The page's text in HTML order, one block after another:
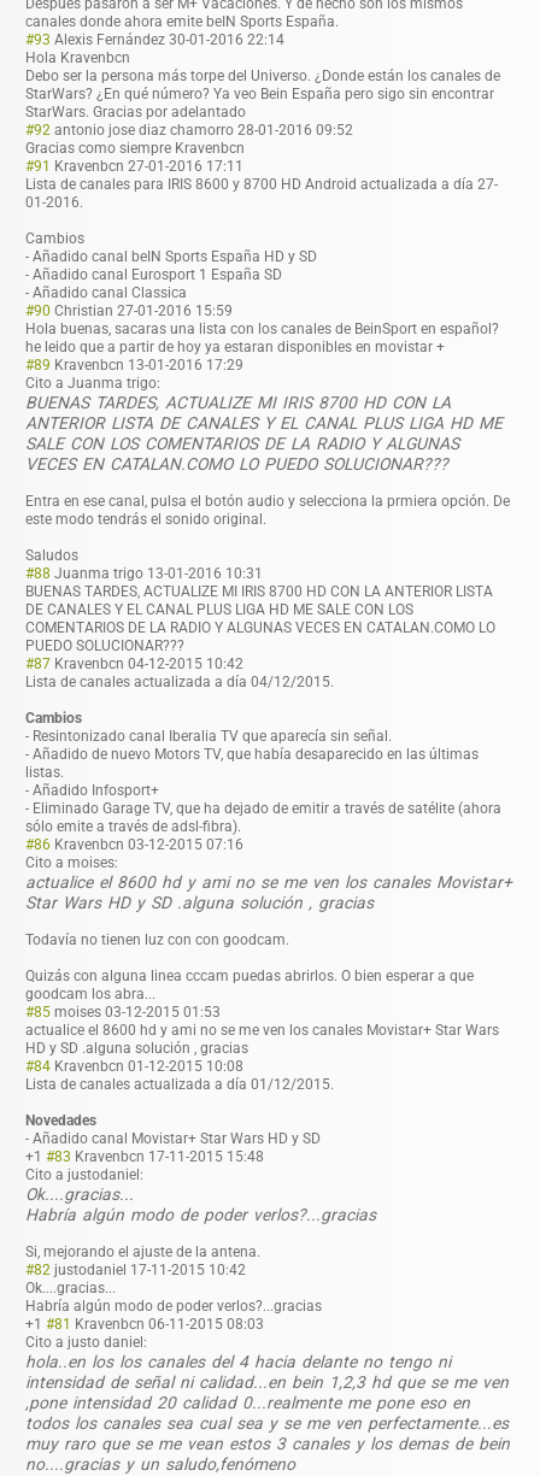
Después pasaron a ser M+ Vacaciones. Y de hecho son los mismos
canales donde ahora emite beIN Sports España.
#93 Alexis Fernández 30-01-2016 22:14
Hola Kravenbcn
Debo ser la persona más torpe del Universo. ¿Donde están los canales de
StarWars? ¿En qué número? Ya veo Bein España pero sigo sin encontrar
StarWars. Gracias por adelantado
#92 antonio jose diaz chamorro 28-01-2016 09:52
Gracias como siempre Kravenbcn
#91 Kravenbcn 27-01-2016 17:11
Lista de canales para IRIS 8600 y 8700 HD Android actualizada a día 27-
01-2016.
Cambios
- Añadido canal beIN Sports España HD y SD
- Añadido canal Eurosport 1 España SD
- Añadido canal Classica
#90 Christian 27-01-2016 15:59
Hola buenas, sacaras una lista con los canales de BeinSport en español?
he leido que a partir de hoy ya estaran disponibles en movistar +
#89 Kravenbcn 13-01-2016 17:29
Cito a Juanma trigo:
BUENAS TARDES, ACTUALIZE MI IRIS 8700 HD CON LA
ANTERIOR LISTA DE CANALES Y EL CANAL PLUS LIGA HD ME
SALE CON LOS COMENTARIOS DE LA RADIO Y ALGUNAS
VECES EN CATALAN.COMO LO PUEDO SOLUCIONAR???
Entra en ese canal, pulsa el botón audio y selecciona la prmiera opción. De
este modo tendrás el sonido original.
Saludos
#88 Juanma trigo 13-01-2016 10:31
BUENAS TARDES, ACTUALIZE MI IRIS 8700 HD CON LA ANTERIOR LISTA
DE CANALES Y EL CANAL PLUS LIGA HD ME SALE CON LOS
COMENTARIOS DE LA RADIO Y ALGUNAS VECES EN CATALAN.COMO LO
PUEDO SOLUCIONAR???
#87 Kravenbcn 04-12-2015 10:42
Lista de canales actualizada a día 04/12/2015.
Cambios
- Resintonizado canal Iberalia TV que aparecía sin señal.
- Añadido de nuevo Motors TV, que había desaparecido en las últimas
listas.
- Añadido Infosport+
- Eliminado Garage TV, que ha dejado de emitir a través de satélite (ahora
sólo emite a través de adsl-fibra).
#86 Kravenbcn 03-12-2015 07:16
Cito a moises:
actualice el 8600 hd y ami no se me ven los canales Movistar+
Star Wars HD y SD .alguna solución , gracias
Todavía no tienen luz con con goodcam.
Quizás con alguna linea cccam puedas abrirlos. O bien esperar a que
goodcam los abra...
#85 moises 03-12-2015 01:53
actualice el 8600 hd y ami no se me ven los canales Movistar+ Star Wars
HD y SD .alguna solución , gracias
#84 Kravenbcn 01-12-2015 10:08
Lista de canales actualizada a día 01/12/2015.
Novedades
- Añadido canal Movistar+ Star Wars HD y SD
+1 #83 Kravenbcn 17-11-2015 15:48
Cito a justodaniel:
Ok....gracias...
Habría algún modo de poder verlos?...gracias
Si, mejorando el ajuste de la antena.
#82 justodaniel 17-11-2015 10:42
Ok....gracias...
Habría algún modo de poder verlos?...gracias
+1 #81 Kravenbcn 06-11-2015 08:03
Cito a justo daniel:
hola..en los los canales del 4 hacia delante no tengo ni
intensidad de señal ni calidad...en bein 1,2,3 hd que se me ven
,pone intensidad 20 calidad 0...realmente me pone eso en
todos los canales sea cual sea y se me ven perfectamente...es
muy raro que se me vean estos 3 canales y los demas de bein
no....gracias y un saludo,fenómeno